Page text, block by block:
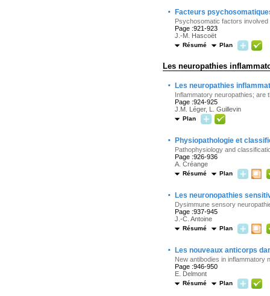
· Facteurs
Psychosomatic factors involved
Page :921-923
J.-M. Hascoët
Résumé Plan
Les neuropathies
· Les neuropathies
Inflammatory neuropathies; are
Page :924-925
J.M. Léger, L. Guillevin
Plan
· Physiopathologie et
Pathophysiology and
Page :926-936
A. Créange
Résumé Plan
· Les neuronopathies
Dysimmune sensory
Page :937-945
J.-C. Antoine
Résumé Plan
· Les nouveaux anticorps
New antibodies in inflammatory
Page :946-950
E. Delmont
Résumé Plan